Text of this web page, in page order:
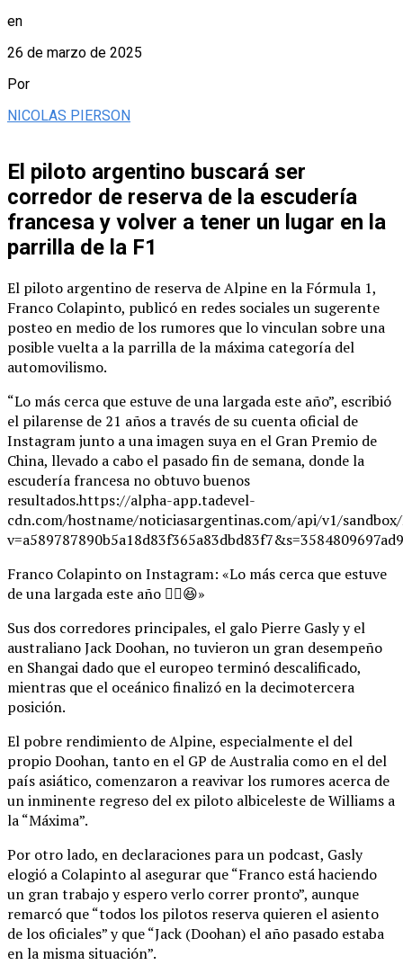
en
26 de marzo de 2025
Por
NICOLAS PIERSON
El piloto argentino buscará ser
corredor de reserva de la escudería
francesa y volver a tener un lugar en la
parrilla de la F1
El piloto argentino de reserva de Alpine en la Fórmula 1,
Franco Colapinto, publicó en redes sociales un sugerente
posteo en medio de los rumores que lo vinculan sobre una
posible vuelta a la parrilla de la máxima categoría del
automovilismo.
“Lo más cerca que estuve de una largada este año”, escribió
el pilarense de 21 años a través de su cuenta oficial de
Instagram junto a una imagen suya en el Gran Premio de
China, llevado a cabo el pasado fin de semana, donde la
escudería francesa no obtuvo buenos
resultados.https://alpha-app.tadevel-
cdn.com/hostname/noticiasargentinas.com/api/v1/sandbox/
Franco Colapinto on Instagram: «Lo más cerca que estuve
de una largada este año ✌🏼😆»
Sus dos corredores principales, el galo Pierre Gasly y el
australiano Jack Doohan, no tuvieron un gran desempeño
en Shangai dado que el europeo terminó descalificado,
mientras que el oceánico finalizó en la decimotercera
posición.
El pobre rendimiento de Alpine, especialmente el del
propio Doohan, tanto en el GP de Australia como en el del
país asiático, comenzaron a reavivar los rumores acerca de
un inminente regreso del ex piloto albiceleste de Williams a
la “Máxima”.
Por otro lado, en declaraciones para un podcast, Gasly
elogió a Colapinto al asegurar que “Franco está haciendo
un gran trabajo y espero verlo correr pronto”, aunque
remarcó que “todos los pilotos reserva quieren el asiento
de los oficiales” y que “Jack (Doohan) el año pasado estaba
en la misma situación”.